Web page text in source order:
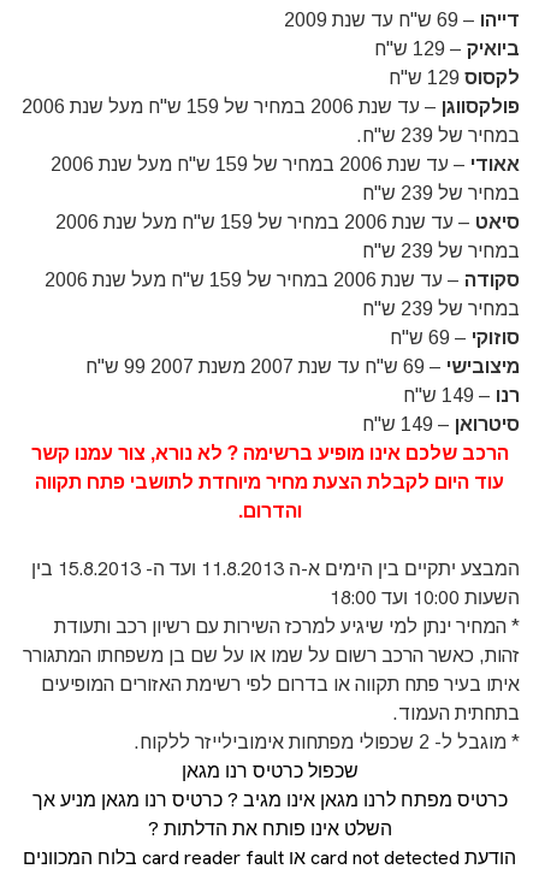
דייהו– 69 ש"ח עד שנת 2009
ביואיק– 129 ש"ח
לקסוס129 ש"ח
פולקסווגן
– עד שנת 2006 במחיר של 159 ש"ח מעל שנת 2006
במחיר של 239 ש"ח.
אאודי
– עד שנת 2006 במחיר של 159 ש"ח מעל שנת 2006
במחיר של 239 ש"ח
סיאט
– עד שנת 2006 במחיר של 159 ש"ח מעל שנת 2006
במחיר של 239 ש"ח
סקודה
– עד שנת 2006 במחיר של 159 ש"ח מעל שנת 2006
במחיר של 239 ש"ח
סוזוקי– 69 ש"ח
מיצובישי– 69 ש"ח עד שנת 2007 משנת 2007 99 ש"ח
רנו– 149 ש"ח
סיטרואן– 149 ש"ח
הרכב שלכם אינו מופיע ברשימה ? לא נורא, צור עמנו קשר
עוד היום לקבלת הצעת מחיר מיוחדת לתושבי פתח תקווה
והדרום.
המבצע יתקיים בין הימים א-ה 11.8.2013 ועד ה- 15.8.2013 בין
השעות 10:00 ועד 18:00
* המחיר ינתן למי שיגיע למרכז השירות עם רשיון רכב ותעודת
זהות, כאשר הרכב רשום על שמו או על שם בן משפחתו המתגורר
איתו בעיר פתח תקווה או בדרום לפי רשימת האזורים המופיעים
בתחתית העמוד.
* מוגבל ל- 2 שכפולי מפתחות אימובילייזר ללקוח.
שכפול כרטיס רנו מגאן
כרטיס מפתח לרנו מגאן אינו מגיב ? כרטיס רנו מגאן מניע אך
השלט אינו פותח את הדלתות ?
הודעת card not detected או card reader fault בלוח המכוונים